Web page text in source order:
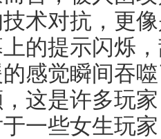
术对抗，更
的提示闪烁
感觉瞬间吞
这是许多玩
一些女生玩